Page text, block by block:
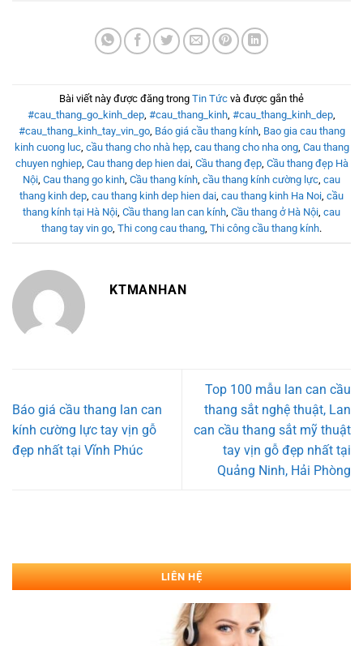
Bài viết này được đăng trong Tin Tức và được gắn thẻ
#cau_thang_go_kinh_dep #cau_thang_kinh #cau_thang_kinh_dep
#cau_thang_kinh_tay_vin_go, Báo giá cầu thang kính, Bao gia cau thang
kinh cuong luc, cầu thang cho nhà hẹp, cau thang cho nha ong, Cau thang
chuyen nghiep, Cau thang dep hien dai, Cầu thang đẹp, Cầu thang đẹp Hà
Nội Cau thang go kinh Cầu thang kính cầu thang kính cường lực cau
thang kinh dep cau thang kinh dep hien dai cau thang kinh Ha Noi cầu
thang kính tại Hà Nội Cầu thang lan can kính Cầu thang ở Hà Nội cau
thang tay vin go Thi cong cau thang Thi công cầu thang kính.
KTMANHAN
Báo giá cầu thang lan can
kính cường lực tay vịn gỗ
đẹp nhất tại Vĩnh Phúc
Top 100 mẫu lan can cầu
thang sắt nghệ thuật, Lan
can cầu thang sắt mỹ thuật
tay vịn gỗ đẹp nhất tại
Quảng Ninh, Hải Phòng
LIÊN HỆ